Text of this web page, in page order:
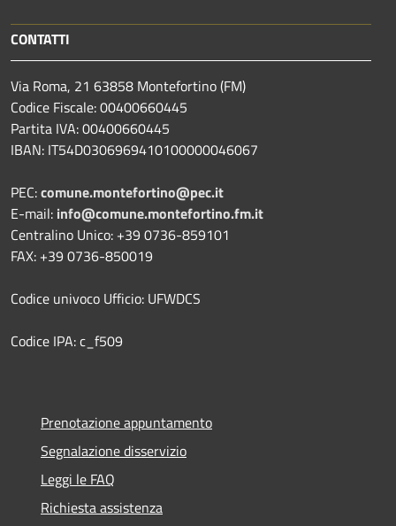
CONTATTI
Via Roma, 21 63858 Montefortino (FM)
Codice Fiscale: 00400660445
Partita IVA: 00400660445
IBAN: IT54D0306969410100000046067
PEC:comune.montefortino@pec.it
E-mail: info@comune.montefortino.fm.it
Centralino Unico: +39 0736-859101
FAX: +39 0736-850019
Codice univoco Ufficio: UFWDCS
Codice IPA: c_f509
Prenotazione appuntamento
Segnalazione disservizio
Leggi le FAQ
Richiesta assistenza